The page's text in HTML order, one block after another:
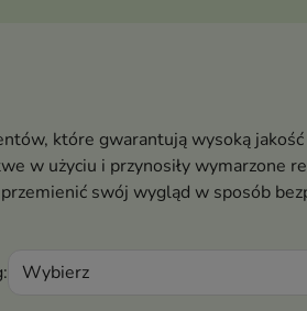
które gwarantują wysoką jakość
w użyciu i przynosiły wymarzone
swój wygląd w sposób
Wybierz